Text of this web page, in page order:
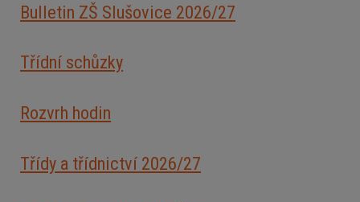
Bulletin ZŠ Slušovice 2026/27
Třídní schůzky
Rozvrh hodin
Třídy a třídnictví 2026/27